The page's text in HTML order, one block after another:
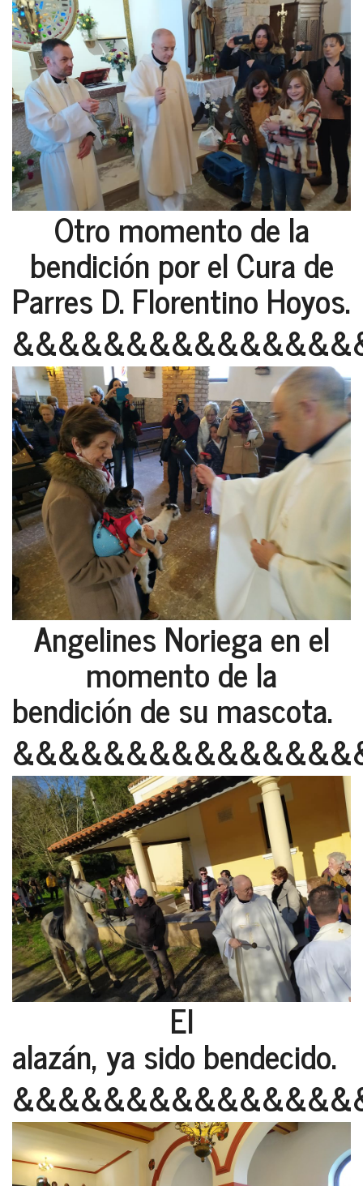
Otro momento de la
bendición por el Cura de
Parres D. Florentino Hoyos.
Angelines Noriega en el
momento de la
bendición de su mascota.
El
alazán, ya sido bendecido.